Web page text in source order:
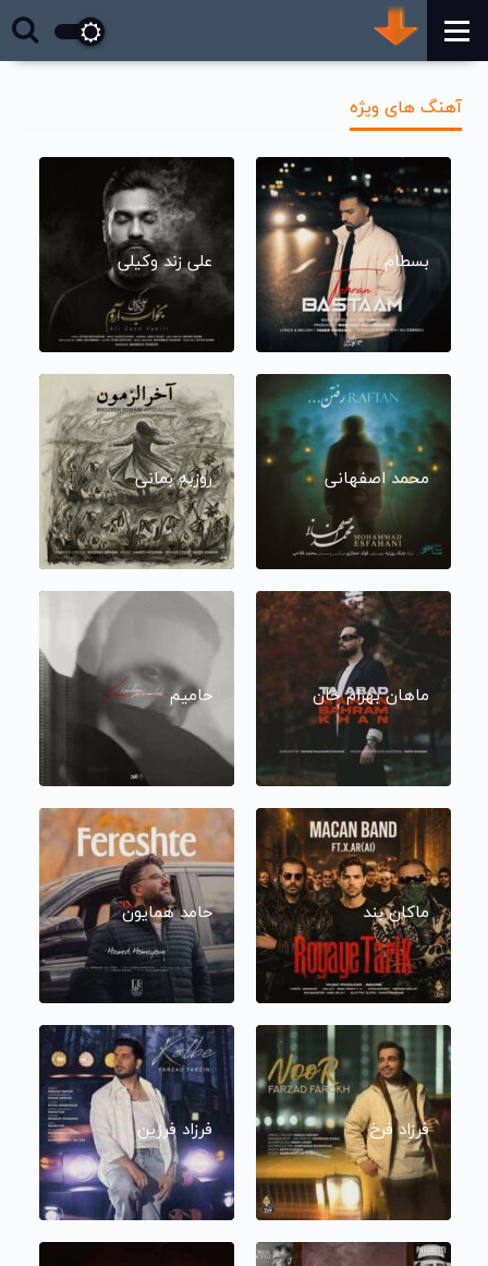
آهنگ های ویژه
بسطام علی زند وکیلی
محمد اصفهانی روزبه بمانی
ماهان بهرام خان حامیم
ماکان بند حامد همایون
فرزاد فرخ فرزاد فرزین